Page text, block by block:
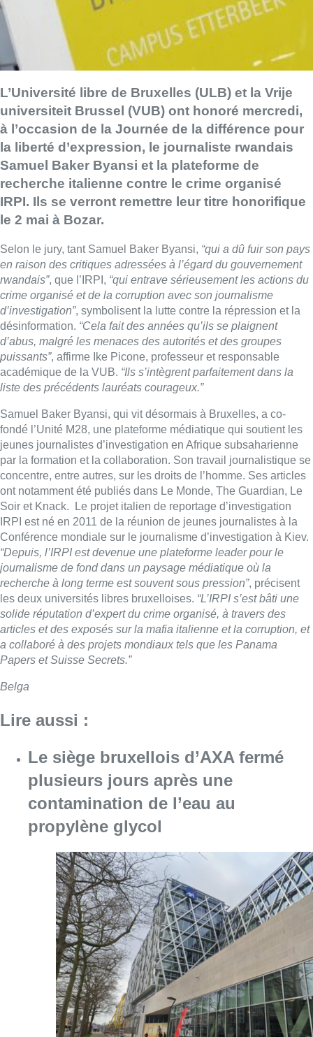
L’Université libre de Bruxelles (ULB) et la Vrije
universiteit Brussel (VUB) ont honoré mercredi,
à l’occasion de la Journée de la différence pour
la liberté d’expression, le journaliste rwandais
Samuel Baker Byansi et la plateforme de
recherche italienne contre le crime organisé
IRPI. Ils se verront remettre leur titre honorifique
le 2 mai à Bozar.
Selon le jury, tant Samuel Baker Byansi, “qui a dû fuir son pays
en raison des critiques adressées à l’égard du gouvernement
rwandais”, que l’IRPI, “qui entrave sérieusement les actions du
crime organisé et de la corruption avec son journalisme
d’investigation”, symbolisent la lutte contre la répression et la
désinformation. “Cela fait des années qu’ils se plaignent
d’abus, malgré les menaces des autorités et des groupes
puissants”, affirme Ike Picone, professeur et responsable
académique de la VUB. “Ils s’intègrent parfaitement dans la
liste des précédents lauréats courageux.”
Samuel Baker Byansi, qui vit désormais à Bruxelles, a co-
fondé l’Unité M28, une plateforme médiatique qui soutient les
jeunes journalistes d’investigation en Afrique subsaharienne
par la formation et la collaboration. Son travail journalistique se
concentre, entre autres, sur les droits de l’homme. Ses articles
ont notamment été publiés dans Le Monde, The Guardian, Le
Soir et Knack. Le projet italien de reportage d’investigation
IRPI est né en 2011 de la réunion de jeunes journalistes à la
Conférence mondiale sur le journalisme d’investigation à Kiev.
“Depuis, l’IRPI est devenue une plateforme leader pour le
journalisme de fond dans un paysage médiatique où la
recherche à long terme est souvent sous pression”, précisent
les deux universités libres bruxelloises. “L’IRPI s’est bâti une
solide réputation d’expert du crime organisé, à travers des
articles et des exposés sur la mafia italienne et la corruption, et
a collaboré à des projets mondiaux tels que les Panama
Papers et Suisse Secrets.”
Belga
Lire aussi :
Le siège bruxellois d’AXA fermé
plusieurs jours après une
contamination de l’eau au
propylène glycol